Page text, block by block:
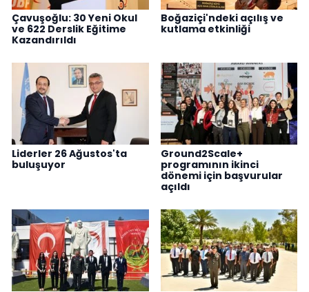
Çavuşoğlu: 30 Yeni Okul
ve 622 Derslik Eğitime
Kazandırıldı
Boğaziçi'ndeki açılış ve
kutlama etkinliği
Liderler 26 Ağustos'ta
buluşuyor
Ground2Scale+
programının ikinci
dönemi için başvurular
açıldı